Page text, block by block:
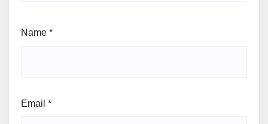
Name *
Email *